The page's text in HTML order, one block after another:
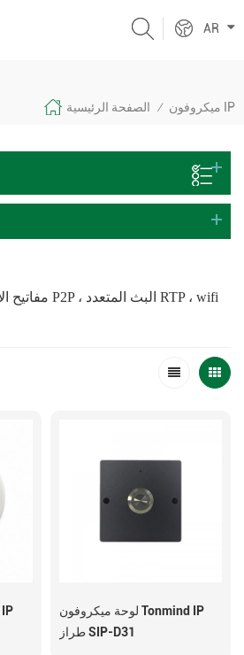
AR
الصفحة الرئيسية / ميكروفون IP
مفاتيح الاتصال السريع ، مكالمات P2P ، البث المتعدد RTP ، wifi
لوحة ميكروفون Tonmind IP
طراز SIP-D31